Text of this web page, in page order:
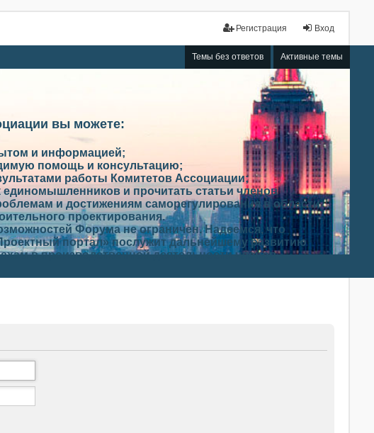
Вход
Регистрация
Темы без ответов Активные темы
вы можете:
и информацией;
помощь и консультацию;
работы Комитетов Ассоциации;
единомышленников и прочитать статьи членов
и достижениям саморегулирования в области
проектирования.
Форума не ограничен. Надеемся, что
портал» послужит дальнейшему развитию
в производственной деятельности членов